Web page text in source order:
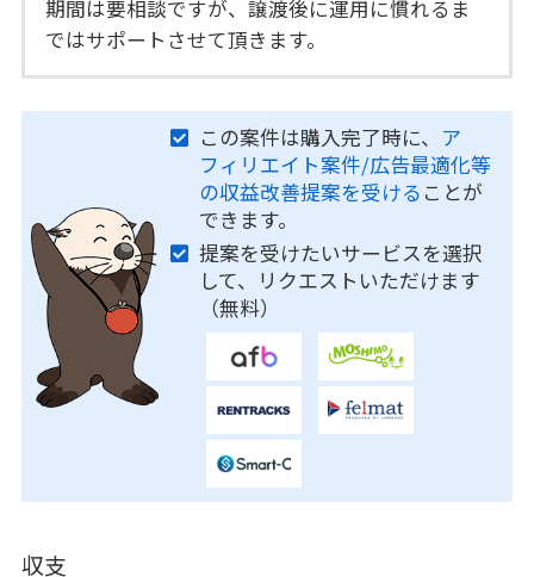
期間は要相談ですが、譲渡後に運用に慣れるま
ではサポートさせて頂きます。
この案件は購入完了時に、 ア
フィリエイト案件/広告最適化等
の収益改善提案を受ける ことが
できます。
提案を受けたいサービスを選択
して、リクエストいただけます
（無料）
収支